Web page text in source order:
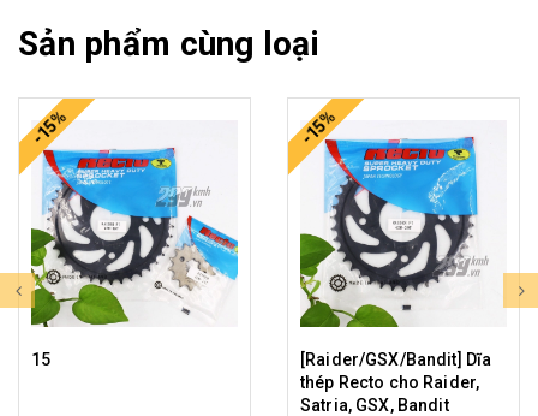
Sản phẩm cùng loại
-15%
15
-15%
[Raider/GSX/Bandit] Dĩa
thép Recto cho Raider,
Satria, GSX, Bandit